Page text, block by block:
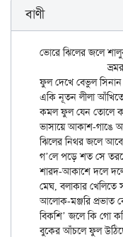
বাণী
ভোরে ঝিলের জলে
		ভ্রমর-কুন্তলা কিশোরী
ফুল দেখে বেভুল সিনান
একি নূতন লীলা
কমল ফুল যেন তোলে
ভাসায়ে আকাশ-গাঙে
ঝিলের নিথর জলে
গ’লে পড়ে শত সে
শারদ-আকাশে দলে
মেঘ, বলাকার খেলিতে
আলোক-মঞ্জরি প্রভাত
বিকশি’ জলে কি গো